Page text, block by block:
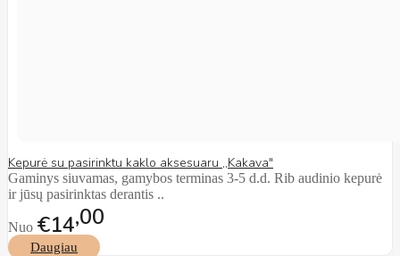
Kepurė su pasirinktu kaklo aksesuaru ,,Kakava"
Gaminys siuvamas, gamybos terminas 3-5 d.d. Rib audinio kepurė
ir jūsų pasirinktas derantis ..
Nuo €14 00
Daugiau